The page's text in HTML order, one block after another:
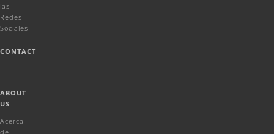
las
Redes
Sociales
CONTACT
ABOUT
US
Acerca
de